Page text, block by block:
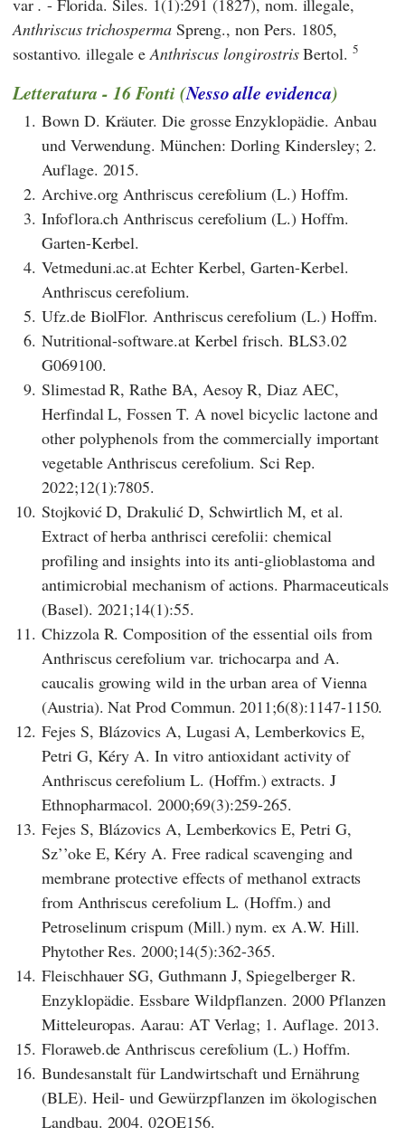
var . - Florida. Siles. 1(1):291 (1827), nom. illegale,
Anthriscus trichospermaSpreng., non Pers. 1805,
sostantivo. illegale eAnthriscus longirostrisBertol.5
Letteratura - 16 Fonti (Nesso alle evidenca)
1. Bown D. Kräuter. Die grosse Enzyklopädie. Anbau
und Verwendung. München: Dorling Kindersley; 2.
Auflage. 2015.
2. Archive.org Anthriscus cerefolium (L.) Hoffm.
3. Infoflora.ch Anthriscus cerefolium (L.) Hoffm.
Garten-Kerbel.
4. Vetmeduni.ac.at Echter Kerbel, Garten-Kerbel.
Anthriscus cerefolium.
5. Ufz.de BiolFlor. Anthriscus cerefolium (L.) Hoffm.
6. Nutritional-software.at Kerbel frisch. BLS3.02
G069100.
9. Slimestad R, Rathe BA, Aesoy R, Diaz AEC,
Herfindal L, Fossen T. A novel bicyclic lactone and
other polyphenols from the commercially important
vegetable Anthriscus cerefolium. Sci Rep.
2022;12(1):7805.
10. Stojković D, Drakulić D, Schwirtlich M, et al.
Extract of herba anthrisci cerefolii: chemical
profiling and insights into its anti-glioblastoma and
antimicrobial mechanism of actions. Pharmaceuticals
(Basel). 2021;14(1):55.
11. Chizzola R. Composition of the essential oils from
Anthriscus cerefolium var. trichocarpa and A.
caucalis growing wild in the urban area of Vienna
(Austria). Nat Prod Commun. 2011;6(8):1147-1150.
12. Fejes S, Blázovics A, Lugasi A, Lemberkovics E,
Petri G, Kéry A. In vitro antioxidant activity of
Anthriscus cerefolium L. (Hoffm.) extracts. J
Ethnopharmacol. 2000;69(3):259-265.
13. Fejes S, Blázovics A, Lemberkovics E, Petri G,
Sz’’oke E, Kéry A. Free radical scavenging and
membrane protective effects of methanol extracts
from Anthriscus cerefolium L. (Hoffm.) and
Petroselinum crispum (Mill.) nym. ex A.W. Hill.
Phytother Res. 2000;14(5):362-365.
14. Fleischhauer SG, Guthmann J, Spiegelberger R.
Enzyklopädie. Essbare Wildpflanzen. 2000 Pflanzen
Mitteleuropas. Aarau: AT Verlag; 1. Auflage. 2013.
15. Floraweb.de Anthriscus cerefolium (L.) Hoffm.
16. Bundesanstalt für Landwirtschaft und Ernährung
(BLE). Heil- und Gewürzpflanzen im ökologischen
Landbau. 2004. 02OE156.